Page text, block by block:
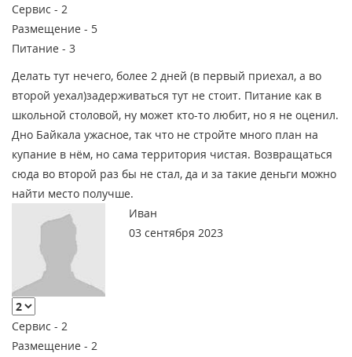
Сервис - 2
Размещение - 5
Питание - 3
Делать тут нечего, более 2 дней (в первый приехал, а во
второй уехал)задерживаться тут не стоит. Питание как в
школьной столовой, ну может кто-то любит, но я не оценил.
Дно Байкала ужасное, так что не стройте много план на
купание в нём, но сама территория чистая. Возвращаться
сюда во второй раз бы не стал, да и за такие деньги можно
найти место получше.
Иван
03 сентября 2023
Сервис - 2
Размещение - 2